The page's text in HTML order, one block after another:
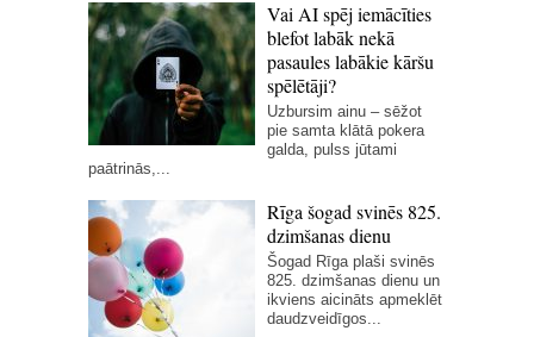
Vai AI spēj iemācīties
blefot labāk nekā
pasaules labākie kāršu
spēlētāji?
Uzbursim ainu – sēžot
pie samta klātā pokera
galda, pulss jūtami
paātrinās,...
Rīga šogad svinēs 825.
dzimšanas dienu
Šogad Rīga plaši svinēs
825. dzimšanas dienu un
ikviens aicināts apmeklēt
daudzveidīgos...